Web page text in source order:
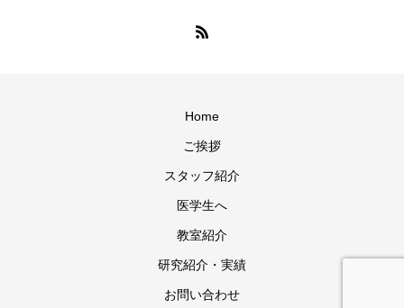
Home
ご挨拶
スタッフ紹介
医学生へ
教室紹介
研究紹介・実績
お問い合わせ